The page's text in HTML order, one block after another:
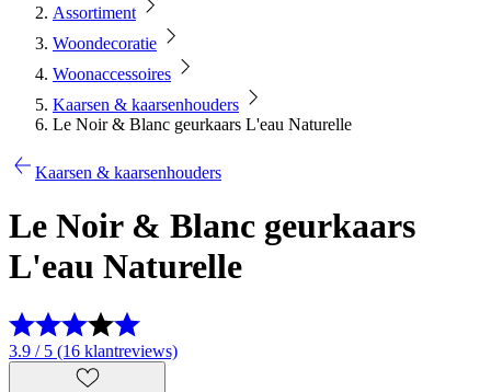
Assortiment
Woondecoratie
Woonaccessoires
Kaarsen & kaarsenhouders
Le Noir & Blanc geurkaars L'eau Naturelle
Kaarsen & kaarsenhouders
Le Noir & Blanc geurkaars
L'eau Naturelle
3.9 / 5 (16 klantreviews)